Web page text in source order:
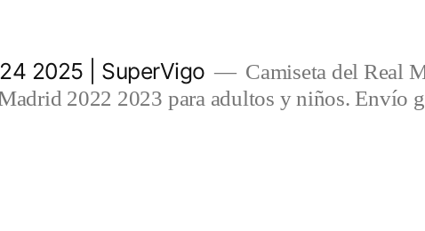
2025 | SuperVigo
Camiseta del Real
2022 2023 para adultos y niños. Envío